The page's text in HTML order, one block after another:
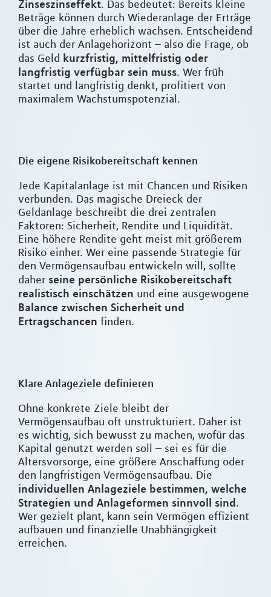
Zinseszinseffekt. Das bedeutet: Bereits kleine
Beträge können durch Wiederanlage der Erträge
über die Jahre erheblich wachsen. Entscheidend
ist auch der Anlagehorizont – also die Frage, ob
das Geld kurzfristig, mittelfristig oder
langfristig verfügbar sein muss. Wer früh
startet und langfristig denkt, profitiert von
maximalem Wachstumspotenzial.
Die eigene Risikobereitschaft kennen
Jede Kapitalanlage ist mit Chancen und Risiken
verbunden. Das magische Dreieck der
Geldanlage beschreibt die drei zentralen
Faktoren: Sicherheit, Rendite und Liquidität.
Eine höhere Rendite geht meist mit größerem
Risiko einher. Wer eine passende Strategie für
den Vermögensaufbau entwickeln will, sollte
daher seine persönliche Risikobereitschaft
realistisch einschätzen und eine ausgewogene
Balance zwischen Sicherheit und
Ertragschancen finden.
Klare Anlageziele definieren
Ohne konkrete Ziele bleibt der
Vermögensaufbau oft unstrukturiert. Daher ist
es wichtig, sich bewusst zu machen, wofür das
Kapital genutzt werden soll – sei es für die
Altersvorsorge, eine größere Anschaffung oder
den langfristigen Vermögensaufbau. Die
individuellen Anlageziele bestimmen, welche
Strategien und Anlageformen sinnvoll sind.
Wer gezielt plant, kann sein Vermögen effizient
aufbauen und finanzielle Unabhängigkeit
erreichen.